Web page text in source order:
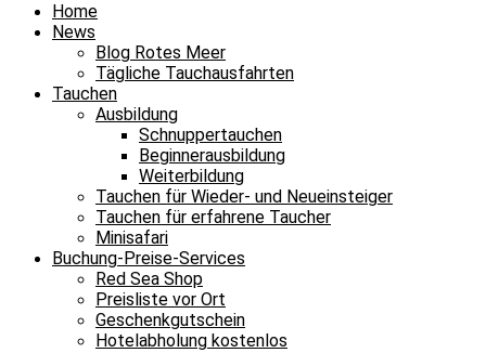
Home
News
Blog Rotes Meer
Tägliche Tauchausfahrten
Tauchen
Ausbildung
Schnuppertauchen
Beginnerausbildung
Weiterbildung
Tauchen für Wieder- und Neueinsteiger
Tauchen für erfahrene Taucher
Minisafari
Buchung-Preise-Services
Red Sea Shop
Preisliste vor Ort
Geschenkgutschein
Hotelabholung kostenlos